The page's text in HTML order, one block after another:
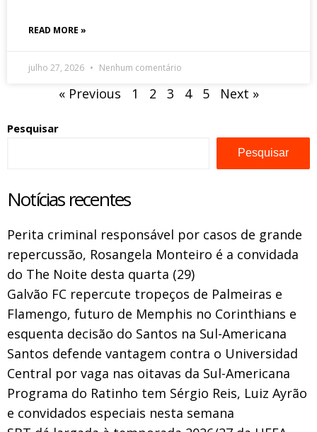
READ MORE »
julho 27, 2026 Nenhum comentário
« Previous 1 2 3 4 5 Next »
Pesquisar
Pesquisar
Notícias recentes
Perita criminal responsável por casos de grande
repercussão, Rosangela Monteiro é a convidada
do The Noite desta quarta (29)
Galvão FC repercute tropeços de Palmeiras e
Flamengo, futuro de Memphis no Corinthians e
esquenta decisão do Santos na Sul-Americana
Santos defende vantagem contra o Universidad
Central por vaga nas oitavas da Sul-Americana
Programa do Ratinho tem Sérgio Reis, Luiz Ayrão
e convidados especiais nesta semana